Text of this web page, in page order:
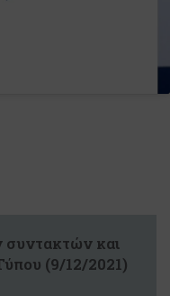
και
(9/12/2021)